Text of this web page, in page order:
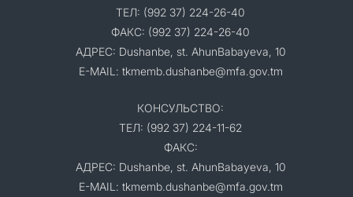
ТЕЛ: (992 37) 224-26-40
ФАКС: (992 37) 224-26-40
АДРЕС: Dushanbe, st. AhunBabayeva, 10
E-MAIL: tkmemb.dushanbe@mfa.gov.tm
КОНСУЛЬСТВО:
ТЕЛ: (992 37) 224-11-62
ФАКС:
АДРЕС: Dushanbe, st. AhunBabayeva, 10
E-MAIL: tkmemb.dushanbe@mfa.gov.tm